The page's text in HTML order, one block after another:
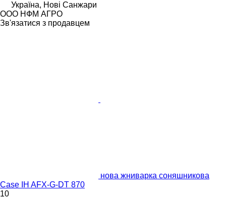
Україна, Нові Санжари
ООО НФМ АГРО
Зв'язатися з продавцем
нова жниварка соняшникова
Case IH AFX-G-DT 870
10